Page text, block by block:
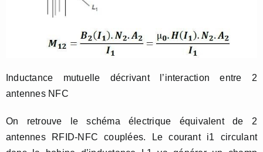
Inductance mutuelle décrivant l’interaction entre 2
antennes NFC
On retrouve le schéma électrique équivalent de 2
antennes RFID-NFC couplées. Le courant i1 circulant